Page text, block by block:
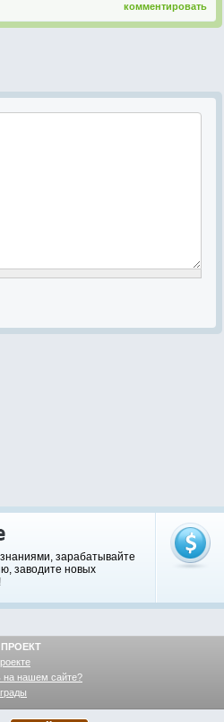
комментировать
зарабатывайте
заводите новых
на нашем сайте?